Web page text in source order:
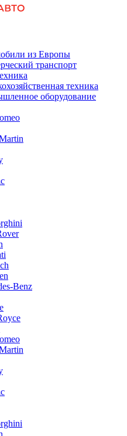
из Европы
транспорт
техника
оборудование
Benz